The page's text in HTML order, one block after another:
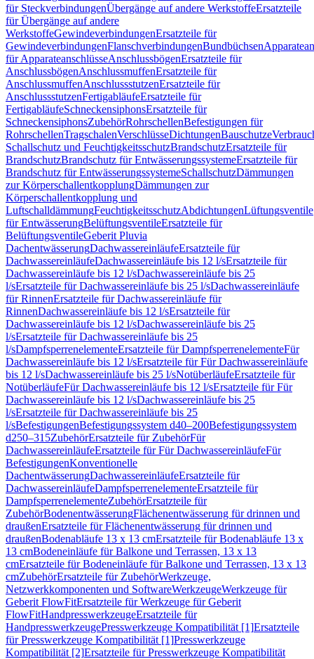
für SteckverbindungenÜbergänge auf andere WerkstoffeErsatzteile
für Übergänge auf andere
WerkstoffeGewindeverbindungenErsatzteile für
GewindeverbindungenFlanschverbindungenBundbüchsen
für ApparateanschlüsseAnschlussbögenErsatzteile für
AnschlussbögenAnschlussmuffenErsatzteile für
AnschlussmuffenAnschlussstutzenErsatzteile für
AnschlussstutzenFertigabläufeErsatzteile für
FertigabläufeSchneckensiphonsErsatzteile für
SchneckensiphonsZubehörRohrschellenBefestigungen für
RohrschellenTragschalenVerschlüsseDichtungenBauschutze
Schallschutz und FeuchtigkeitsschutzBrandschutzErsatzteile für
BrandschutzBrandschutz für EntwässerungssystemeErsatzteile für
Brandschutz für EntwässerungssystemeSchallschutzDämmungen
zur KörperschallentkopplungDämmungen zur
Körperschallentkopplung und
LuftschalldämmungFeuchtigkeitsschutzAbdichtungenLüftungsventile
für EntwässerungBelüftungsventileErsatzteile für
BelüftungsventileGeberit Pluvia
DachentwässerungDachwassereinläufeErsatzteile für
DachwassereinläufeDachwassereinläufe bis 12 l/sErsatzteile für
Dachwassereinläufe bis 12 l/sDachwassereinläufe bis 25
l/sErsatzteile für Dachwassereinläufe bis 25 l/sDachwassereinläufe
für RinnenErsatzteile für Dachwassereinläufe für
RinnenDachwassereinläufe bis 12 l/sErsatzteile für
Dachwassereinläufe bis 12 l/sDachwassereinläufe bis 25
l/sErsatzteile für Dachwassereinläufe bis 25
l/sDampfsperrenelementeErsatzteile für DampfsperrenelementeFür
Dachwassereinläufe bis 12 l/sErsatzteile für Für Dachwassereinläufe
bis 12 l/sDachwassereinläufe bis 25 l/sNotüberläufeErsatzteile für
NotüberläufeFür Dachwassereinläufe bis 12 l/sErsatzteile für Für
Dachwassereinläufe bis 12 l/sDachwassereinläufe bis 25
l/sErsatzteile für Dachwassereinläufe bis 25
l/sBefestigungenBefestigungssystem d40–200Befestigungssystem
d250–315ZubehörErsatzteile für ZubehörFür
DachwassereinläufeErsatzteile für Für DachwassereinläufeFür
BefestigungenKonventionelle
DachentwässerungDachwassereinläufeErsatzteile für
DachwassereinläufeDampfsperrenelementeErsatzteile für
DampfsperrenelementeZubehörErsatzteile für
ZubehörBodenentwässerungFlächenentwässerung für drinnen und
draußenErsatzteile für Flächenentwässerung für drinnen und
draußenBodenabläufe 13 x 13 cmErsatzteile für Bodenabläufe 13 x
13 cmBodeneinläufe für Balkone und Terrassen, 13 x 13
cmErsatzteile für Bodeneinläufe für Balkone und Terrassen, 13 x 13
cmZubehörErsatzteile für ZubehörWerkzeuge,
Netzwerkkomponenten und SoftwareWerkzeugeWerkzeuge für
Geberit FlowFitErsatzteile für Werkzeuge für Geberit
FlowFitHandpresswerkzeugeErsatzteile für
HandpresswerkzeugePresswerkzeuge Kompatibilität [1]Ersatzteile
für Presswerkzeuge Kompatibilität [1]Presswerkzeuge
Kompatibilität [2]Ersatzteile für Presswerkzeuge Kompatibilität